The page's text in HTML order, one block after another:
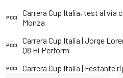
PCCI
Carrera Cup Italia, test al via
Monza
PCCI
Carrera Cup Italia | Jorge
Q8 Hi Perform
PCCI
Carrera Cup Italia | Festante